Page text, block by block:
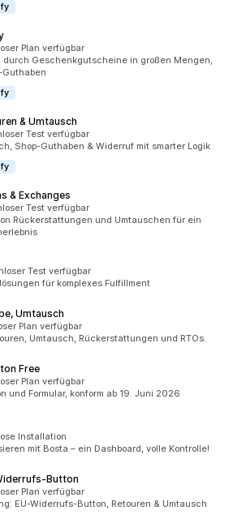
Plan verfügbar
durch Geschenkgutscheine in großen Mengen,
Guthaben
& Umtausch
Test verfügbar
Shop-Guthaben & Widerruf mit smarter Logik
& Exchanges
Test verfügbar
Rückerstattungen und Umtauschen für ein
Test verfügbar
für komplexes Fulfillment
Umtausch
Plan verfügbar
Umtausch, Rückerstattungen und RTOs.
Free
Plan verfügbar
und Formular, konform ab 19. Juni 2026
Installation
mit Bosta – ein Dashboard, volle Kontrolle!
Plan verfügbar
EU-Widerrufs-Button, Retouren & Umtausch